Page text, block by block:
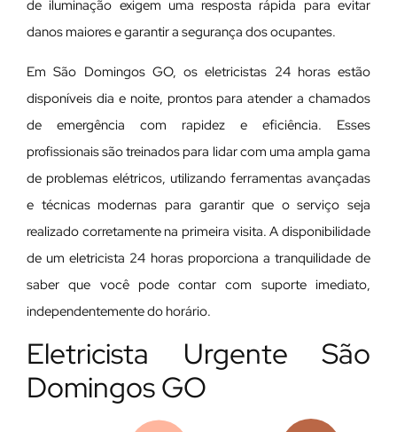
de iluminação exigem uma resposta rápida para evitar
danos maiores e garantir a segurança dos ocupantes.
Em São Domingos GO, os eletricistas 24 horas estão
disponíveis dia e noite, prontos para atender a chamados
de emergência com rapidez e eficiência. Esses
profissionais são treinados para lidar com uma ampla gama
de problemas elétricos, utilizando ferramentas avançadas
e técnicas modernas para garantir que o serviço seja
realizado corretamente na primeira visita. A disponibilidade
de um eletricista 24 horas proporciona a tranquilidade de
saber que você pode contar com suporte imediato,
independentemente do horário.
Eletricista Urgente São
Domingos GO